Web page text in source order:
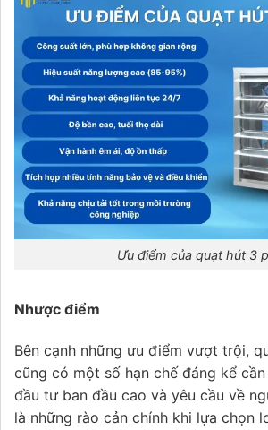
Ưu điểm của quạt hút 3
Nhược điểm
Bên cạnh những ưu điểm vượt trội,
cũng có một số hạn chế đáng kể
đầu tư ban đầu cao và yêu cầu về
là những rào cản chính khi lựa chọn